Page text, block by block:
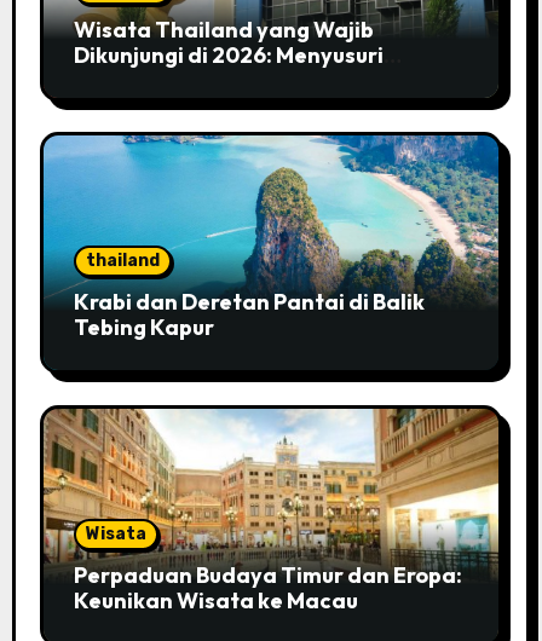
Wisata Thailand yang Wajib
Dikunjungi di 2026: Menyusuri
Pesona
thailand
Krabi dan Deretan Pantai di Balik
Tebing Kapur
Wisata
Perpaduan Budaya Timur dan Eropa:
Keunikan Wisata ke Macau